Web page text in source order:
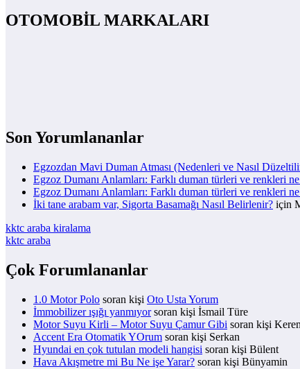
OTOMOBİL MARKALARI
Son Yorumlananlar
Egzozdan Mavi Duman Atması (Nedenleri ve Nasıl
Egzoz Dumanı Anlamları: Farklı duman türleri ve renkleri
Egzoz Dumanı Anlamları: Farklı duman türleri ve renkleri
İki tane arabam var, Sigorta Basamağı Nasıl Belirlenir? için
kktc araba kiralama
kktc araba
Çok Forumlananlar
1.0 Motor Polo soran kişi Oto Usta Yorum
İmmobilizer ışığı yanmıyorsoran kişi İsmail Türe
Motor Suyu Kirli – Motor Suyu Çamur Gibi soran kişi
Accent Era Otomatik YOrum soran kişi Serkan
Hyundai en çok tutulan modeli hangisi soran kişi Bülent
Hava Akışmetre mi Bu Ne işe Yarar? soran kişi Bünyamin